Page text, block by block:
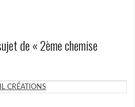
de «2ème chemise
CRÉATIONS